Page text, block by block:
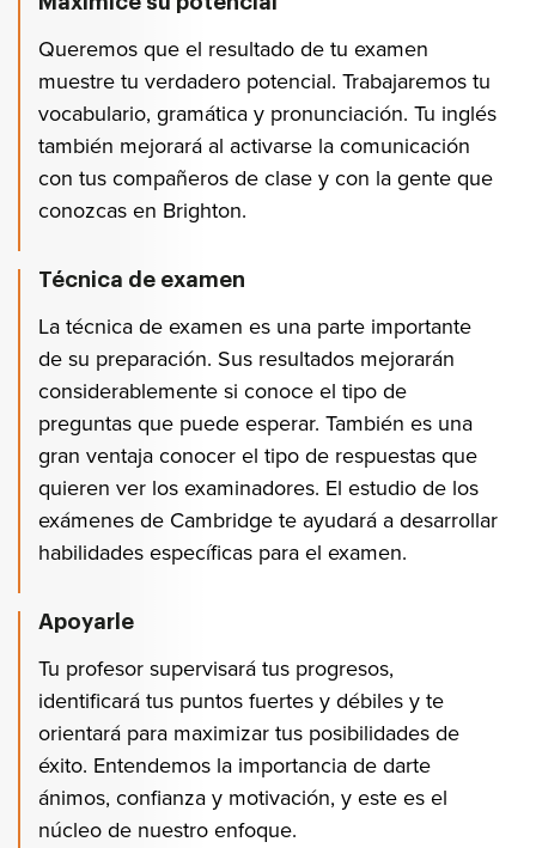
Queremos que el resultado de tu examen
muestre tu verdadero potencial. Trabajaremos tu
vocabulario, gramática y pronunciación. Tu inglés
también mejorará al activarse la comunicación
con tus compañeros de clase y con la gente que
conozcas en Brighton.
Técnica de examen
La técnica de examen es una parte importante
de su preparación. Sus resultados mejorarán
considerablemente si conoce el tipo de
preguntas que puede esperar. También es una
gran ventaja conocer el tipo de respuestas que
quieren ver los examinadores. El estudio de los
exámenes de Cambridge te ayudará a desarrollar
habilidades específicas para el examen.
Apoyarle
Tu profesor supervisará tus progresos,
identificará tus puntos fuertes y débiles y te
orientará para maximizar tus posibilidades de
éxito. Entendemos la importancia de darte
ánimos, confianza y motivación, y este es el
núcleo de nuestro enfoque.